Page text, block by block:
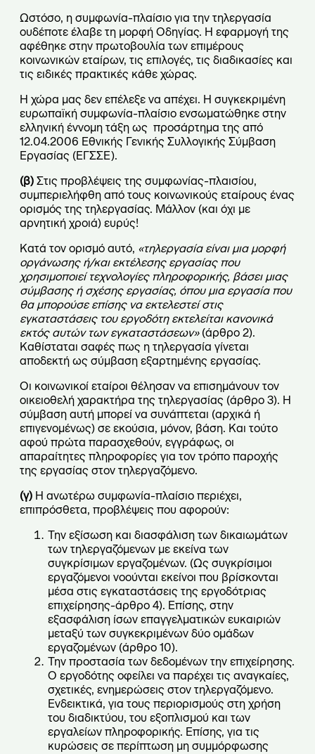
Ωστόσο, η συμφωνία-πλαίσιο για την τηλεργασία
ουδέποτε έλαβε τη μορφή Οδηγίας. Η εφαρμογή της
αφέθηκε στην πρωτοβουλία των επιμέρους
κοινωνικών εταίρων, τις επιλογές, τις διαδικασίες και
τις ειδικές πρακτικές κάθε χώρας.
Η χώρα μας δεν επέλεξε να απέχει. Η συγκεκριμένη
ευρωπαϊκή συμφωνία-πλαίσιο ενσωματώθηκε στην
ελληνική έννομη τάξη ως προσάρτημα της από
12.04.2006 Εθνικής Γενικής Συλλογικής Σύμβαση
Εργασίας (ΕΓΣΣΕ).
(β) Στις προβλέψεις της συμφωνίας-πλαισίου,
συμπεριελήφθη από τους κοινωνικούς εταίρους ένας
ορισμός της τηλεργασίας. Μάλλον (και όχι με
αρνητική χροιά) ευρύς!
Κατά τον ορισμό αυτό, «τηλεργασία είναι μια μορφή
οργάνωσης ή/και εκτέλεσης εργασίας που
χρησιμοποιεί τεχνολογίες πληροφορικής, βάσει μιας
σύμβασης ή σχέσης εργασίας, όπου μια εργασία που
θα μπορούσε επίσης να εκτελεστεί στις
εγκαταστάσεις του εργοδότη εκτελείται κανονικά
εκτός αυτών των εγκαταστάσεων» (άρθρο 2).
Καθίσταται σαφές πως η τηλεργασία γίνεται
αποδεκτή ως σύμβαση εξαρτημένης εργασίας.
Οι κοινωνικοί εταίροι θέλησαν να επισημάνουν τον
οικειοθελή χαρακτήρα της τηλεργασίας (άρθρο 3). Η
σύμβαση αυτή μπορεί να συνάπτεται (αρχικά ή
επιγενομένως) σε εκούσια, μόνον, βάση. Και τούτο
αφού πρώτα παρασχεθούν, εγγράφως, οι
απαραίτητες πληροφορίες για τον τρόπο παροχής
της εργασίας στον τηλεργαζόμενο.
(γ) Η ανωτέρω συμφωνία-πλαίσιο περιέχει,
επιπρόσθετα, προβλέψεις που αφορούν:
Την εξίσωση και διασφάλιση των δικαιωμάτων
των τηλεργαζόμενων με εκείνα των
συγκρίσιμων εργαζομένων. (Ως συγκρίσιμοι
εργαζόμενοι νοούνται εκείνοι που βρίσκονται
μέσα στις εγκαταστάσεις της εργοδότριας
επιχείρησης-άρθρο 4). Επίσης, στην
εξασφάλιση ίσων επαγγελματικών ευκαιριών
μεταξύ των συγκεκριμένων δύο ομάδων
εργαζομένων (άρθρο 10).
Την προστασία των δεδομένων την επιχείρησης.
Ο εργοδότης οφείλει να παρέχει τις αναγκαίες,
σχετικές, ενημερώσεις στον τηλεργαζόμενο.
Ενδεικτικά, για τους περιορισμούς στη χρήση
του διαδικτύου, του εξοπλισμού και των
εργαλείων πληροφορικής. Επίσης, για τις
κυρώσεις σε περίπτωση μη συμμόρφωσης